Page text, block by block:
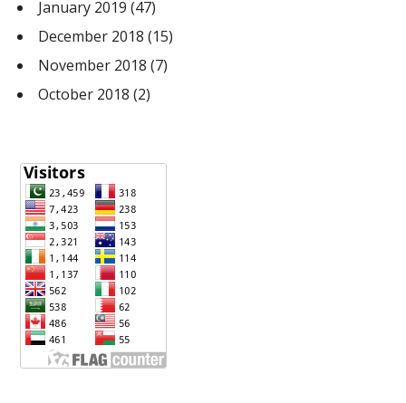
January 2019 (47)
December 2018 (15)
November 2018 (7)
October 2018 (2)